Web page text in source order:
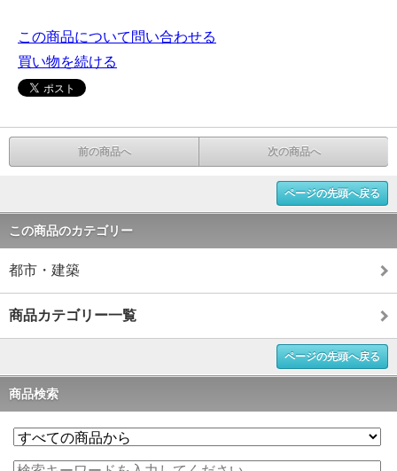
この商品について問い合わせる
買い物を続ける
前の商品へ 次の商品へ
ページの先頭へ戻る
この商品のカテゴリー
都市・建築
商品カテゴリー一覧
ページの先頭へ戻る
商品検索